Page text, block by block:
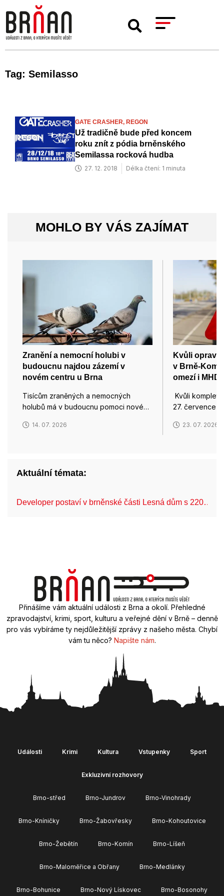
Tag: Semilasso
GATE CRASHER, REGON
Už tradičně bude před koncem
roku znít z pódia brněnského
Semilassa rocková hudba
27. 12. 2018 Délka čtení: 1 minuta
MOHLO BY VÁS ZAJÍMAT
Zranění a nemocní holubi v
budoucnu najdou zázemí v
novém centru u Brna
Tisícům zraněných a nemocných
holubů má v budoucnu pomoci nové…
14. 07. 2026
Kvůli opravě
v Brně-
omezí i MHD
Kvůli
27. července
23. 07. 2026
Aktuální témata:
Developer postaví v brněnské části Lesná dům s 220…
Přinášíme vám aktuální události z Brna a okolí. Přehledné
zpravodajství, krimi, sport, kulturu a veřejné dění v Brně – denně
pro vás vybíráme ty nejdůležitější zprávy z našeho města. Chybí
vám tu něco? Napište nám.
Události Krimi Kultura Vstupenky Sport
Exkluzivní rozhovory
Brno-střed Brno-Jundrov Brno-Vinohrady
Brno-Kníničky Brno-Žabovřesky Brno-Kohoutovice
Brno-Žebětín Brno-Komín Brno-Líšeň
Brno-Maloměřice a Obřany Brno-Medlánky
Brno-Bohunice Brno-Nový Lískovec Brno-Bosonohy